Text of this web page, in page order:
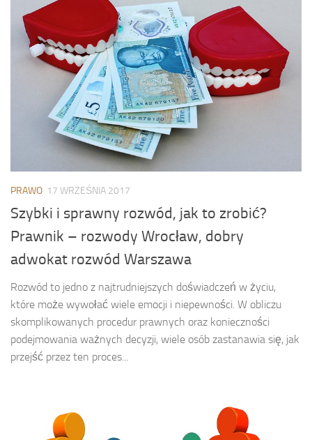
PRAWO 17 WRZEŚNIA 2017
Szybki i sprawny rozwód, jak to zrobić?
Prawnik – rozwody Wrocław, dobry
adwokat rozwód Warszawa
Rozwód to jedno z najtrudniejszych doświadczeń w życiu,
które może wywołać wiele emocji i niepewności. W obliczu
skomplikowanych procedur prawnych oraz konieczności
podejmowania ważnych decyzji, wiele osób zastanawia się, jak
przejść przez ten proces...